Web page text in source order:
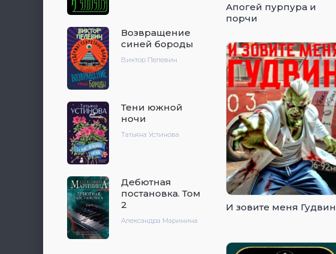
Возвращение
синей бороды
Виктор Пелевин
Тени южной
ночи
Татьяна Устинова
Дебютная
постановка. Том
2
Александра Маринина
Апогей пурпура и
порчи
И зовите меня Гудвин